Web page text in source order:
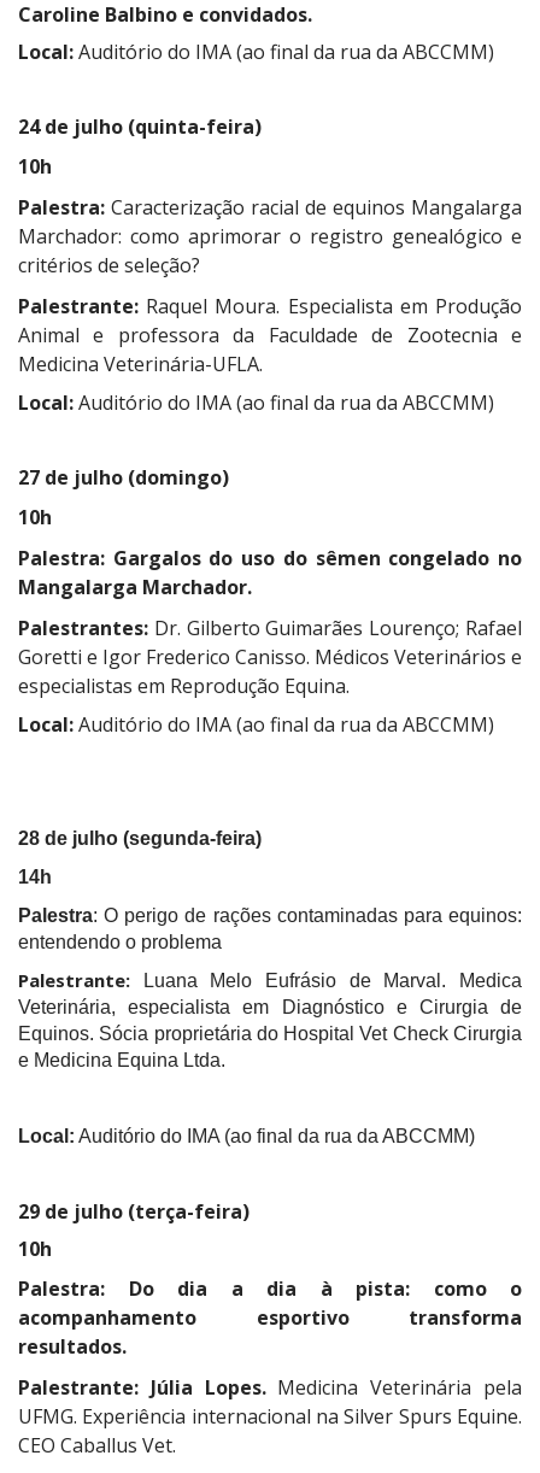
Caroline Balbino e convidados.
Local:Auditório do IMA (ao final da rua da ABCCMM)
24 de julho (quinta-feira)
10h
Palestra: Caracterização racial de equinos Mangalarga
Marchador: como aprimorar o registro genealógico e
critérios de seleção?
Palestrante: Raquel Moura. Especialista em Produção
Animal e professora da Faculdade de Zootecnia e
Medicina Veterinária-UFLA.
Local:Auditório do IMA (ao final da rua da ABCCMM)
27 de julho (domingo)
10h
Palestra: Gargalos do uso do sêmen congelado no
Mangalarga Marchador.
Palestrantes: Dr. Gilberto Guimarães Lourenço; Rafael
Goretti e Igor Frederico Canisso. Médicos Veterinários e
especialistas em Reprodução Equina.
Local:Auditório do IMA (ao final da rua da ABCCMM)
28 de julho (segunda-feira)
14h
Palestra: O perigo de rações contaminadas para equinos:
entendendo o problema
Palestrante: Luana Melo Eufrásio de Marval. Medica
Veterinária, especialista em Diagnóstico e Cirurgia de
Equinos. Sócia proprietária do Hospital Vet Check Cirurgia
e Medicina Equina Ltda.
Local: Auditório do IMA (ao final da rua da ABCCMM)
29 de julho (terça-feira)
10h
Palestra:
Do dia a dia à pista: como o
acompanhamento esportivo transforma
resultados.
Palestrante: Júlia Lopes. Medicina Veterinária pela
UFMG. Experiência internacional na Silver Spurs Equine.
CEO Caballus Vet.